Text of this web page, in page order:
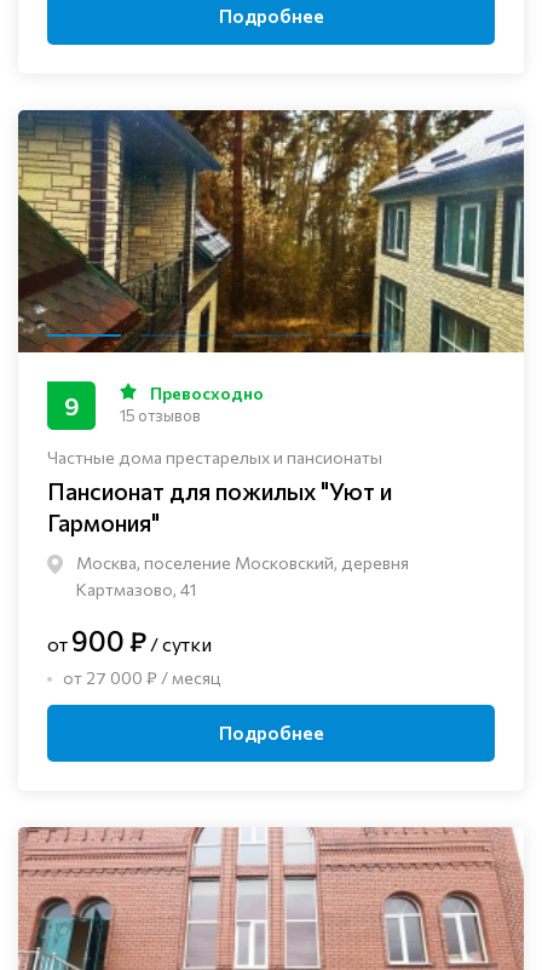
Подробнее
Частные дома престарелых и пансионаты
Пансионат для пожилых "Уют и
Гармония"
Москва, поселение Московский, деревня
Картмазово, 41
9 Превосходно
15 отзывов
от 900 ₽ / сутки
от 27 000 ₽ / месяц
Подробнее